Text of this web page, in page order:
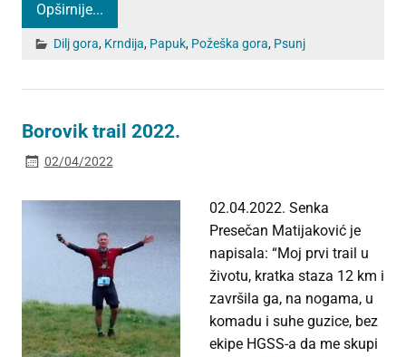
Opširnije...
Dilj gora, Krndija, Papuk, Požeška gora, Psunj
Borovik trail 2022.
02/04/2022
02.04.2022. Senka
Presečan Matijaković je
napisala: “Moj prvi trail u
životu, kratka staza 12 km i
završila ga, na nogama, u
komadu i suhe guzice, bez
ekipe HGSS-a da me skupi